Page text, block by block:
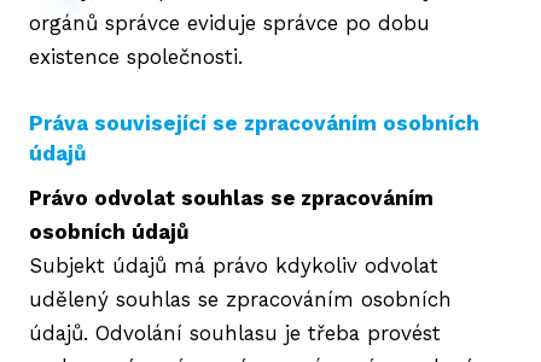
orgánů správce eviduje správce po dobu
existence společnosti.
Práva související se zpracováním osobních
údajů
Právo odvolat souhlas se zpracováním
osobních údajů
Subjekt údajů má právo kdykoliv odvolat
udělený souhlas se zpracováním osobních
údajů. Odvolání souhlasu je třeba provést